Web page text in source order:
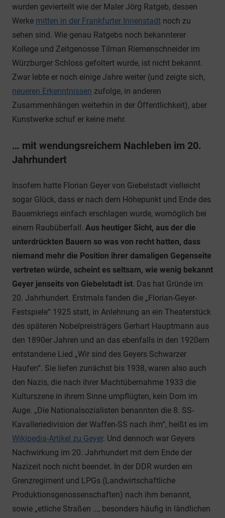
wurden gevierteilt wie der Maler Jörg Ratgeb, dessen
Werke mitten in der Frankfurter Innenstadt noch zu
sehen sind. Wie genau Ratgebs noch bekannterer
Kollege und Zeitgenosse Tilman Riemenschneider im
Würzburger Schloss gefoltert wurde, ist nicht bekannt.
Zwar lebte er noch einige Jahre weiter (und zeigte sich,
neueren Erkenntnissen zufolge, in anderen
Zusammenhängen weiterhin in der Öffentlichkeit), aber
Kunstwerke schuf er keine mehr.
… mit wendungsreichem Nachleben im 20.
Jahrhundert
Insofern hatte Florian Geyer von Giebelstadt vielleicht
sogar Glück, dass er nach dem Höhepunkt und Ende des
Bauernkriegs einfach erschlagen wurde, womöglich bei
einem Raubüberfall. Aus heutiger Sicht, aus der die
unterdrückten Bauern so was von recht hatten, dass
niemand mehr die Position ihrer damaligen Gegenseite
vertreten würde, scheint es seltsam, wie wenig bekannt
Geyer jenseits von Giebelstadt ist. Das hat Gründe im
20. Jahrhundert. Erstmals fanden die „Florian-Geyer-
Festspiele“ 1925 statt, in Anlehnung an ein Theaterstück
des späteren Nobelpreisträgers Gerhart Hauptmann aus
den 1890er Jahren und an das ebenfalls in den 1920ern
entstandene Lied „Wir sind des Geyers Schwarzer
Haufen“. Sie liefen zunächst bis 1938, waren also auch
den Nazis, die nach ihrer Machtübernahme 1933 die
Kulturszene in ihrem Sinne umpflügten, kein Dorn im
Auge. „Die Nationalsozialisten benannten die 8. SS-
Kavalleriedivision der Waffen-SS nach ihm“, heißt es im
Wikipedia-Artikel zu Geyer. Und dennoch war Geyers
Nachwirkung im 20. Jahrhundert mit dem Ende der
Nazizeit noch nicht beendet. In der DDR wurden ein
Grenzregiment und LPGs (Landwirtschaftliche
Produktionsgenossenschaften) nach ihm benannt,
sowie „etliche Straßen …, besonders häufig in ländlichen